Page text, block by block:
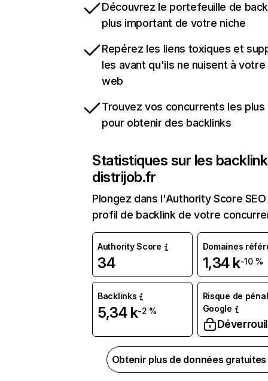
Découvrez le portefeuille de
plus important de votre niche
Repérez les liens toxiques et
les avant qu'ils ne nuisent à
web
Trouvez vos concurrents les
pour obtenir des backlinks
Statistiques sur les
distrijob.fr
Plongez dans l'Authority Score
profil de backlink de votre
Authority Score
34
Domaines
1,34 k-10 %
Backlinks
5,34 k-2 %
Risque de
Google
Obtenir plus de données